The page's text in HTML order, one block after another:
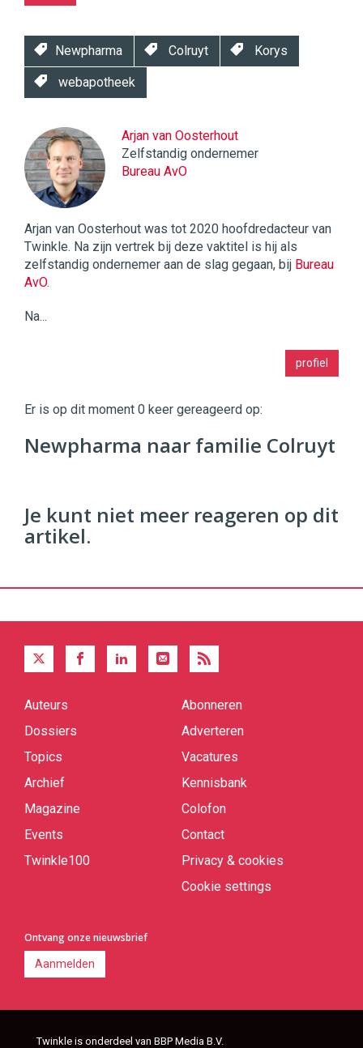
Newpharma Colruyt Korys
webapotheek
Arjan van Oosterhout
Zelfstandig ondernemer
Bureau AvO
Arjan van Oosterhout was tot 2020 hoofdredacteur van
Twinkle. Na zijn vertrek bij deze vaktitel is hij als
zelfstandig ondernemer aan de slag gegaan, bij Bureau
AvO.
Na...
profiel
Commerce https://twinklemagazine.nl
96 54
Er is op dit moment 0 keer gereageerd op:
Newpharma naar familie Colruyt
Je kunt niet meer reageren op dit
artikel.
Quick
Auteurs
Dossiers
Topics
Archief
Magazine
Events
Twinkle100
Abonneren
Adverteren
Vacatures
Kennisbank
Colofon
Contact
Privacy & cookies
Cookie settings
Ontvang onze nieuwsbrief
Aanmelden
Twinkle is onderdeel van BBP Media B.V.